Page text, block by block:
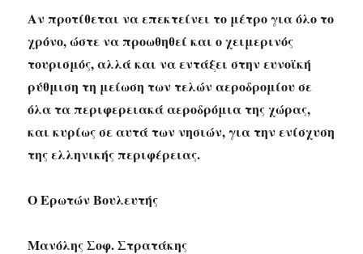
Αν προτίθεται να επεκτείνει το μέτρο για όλο το
χρόνο, ώστε να προωθηθεί και ο χειμερινός
τουρισμός, αλλά και να εντάξει στην ευνοϊκή
ρύθμιση τη μείωση των τελών αεροδρομίου σε
όλα τα περιφερειακά αεροδρόμια της χώρας,
και κυρίως σε αυτά των νησιών, για την ενίσχυση
της ελληνικής περιφέρειας.
Ο Ερωτών Βουλευτής
Μανόλης Σοφ. Στρατάκης